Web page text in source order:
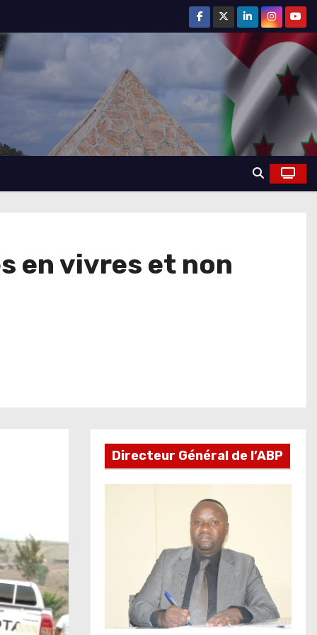
en vivres et non
Directeur Général de l’ABP